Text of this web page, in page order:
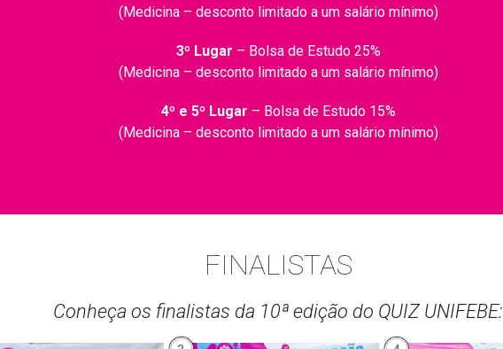
(Medicina – desconto limitado a um salário mínimo)
3º Lugar – Bolsa de Estudo 25%
(Medicina – desconto limitado a um salário mínimo)
4º e 5º Lugar – Bolsa de Estudo 15%
(Medicina – desconto limitado a um salário mínimo)
FINALISTAS
Conheça os finalistas da 10ª edição do QUIZ UNIFEBE: